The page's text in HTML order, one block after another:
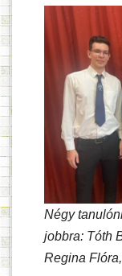
Négy
jobbra: Tóth
Regina